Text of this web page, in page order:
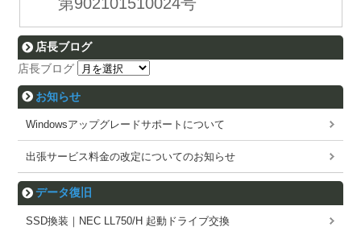
店長ブログ
店長ブログ
お知らせ
Windowsアップグレードサポートについて
出張サービス料金の改定についてのお知らせ
データ復旧
SSD換装｜NEC LL750/H 起動ドライブ交換